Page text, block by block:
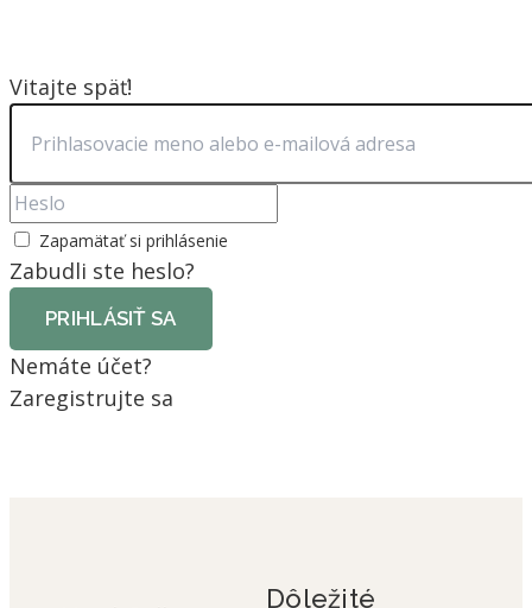
Vitajte späť!
Zapamätať si prihlásenie
Zabudli ste heslo?
PRIHLÁSIŤ SA
Nemáte účet?
Zaregistrujte sa
Dôležité